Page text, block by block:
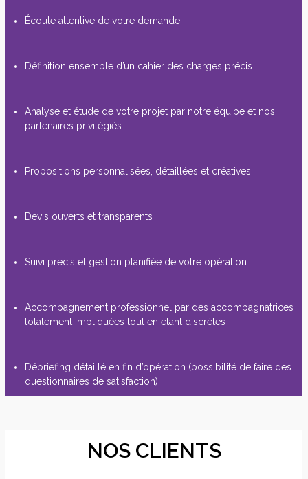
Écoute attentive de votre demande
Définition ensemble d’un cahier des charges précis
Analyse et étude de votre projet par notre équipe et nos
partenaires privilégiés
Propositions personnalisées, détaillées et créatives
Devis ouverts et transparents
Suivi précis et gestion planifiée de votre opération
Accompagnement professionnel par des accompagnatrices
totalement impliquées tout en étant discrètes
Débriefing détaillé en fin d’opération (possibilité de faire des
questionnaires de satisfaction)
NOS CLIENTS